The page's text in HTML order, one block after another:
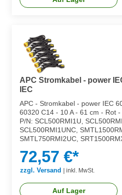
APC Stromkabel - power
IEC
APC - Stromkabel - power IEC
60320 C14 - 10 A - 61 cm - Rot
P/N: SCL500RMI1U,
SCL500RMI1UNC,
SMTL750RMI2UC,
72,57 €*
zzgl. Versand inkl. MwSt.
Auf Lager